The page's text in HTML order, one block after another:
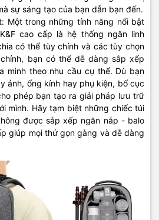
sự sáng tạo của bạn dẫn bạn đến.
Một trong những tính năng nổi bật
cao cấp là hệ thống ngăn linh
có thể tùy chỉnh và các tùy chọn
bạn có thể dễ dàng sắp xếp
mình theo nhu cầu cụ thể. Dù bạn
ảnh, ống kính hay phụ kiện, bố cục
phép bạn tạo ra giải pháp lưu trữ
mình. Hãy tạm biệt những chiếc túi
được sắp xếp ngăn nắp - balo
giúp mọi thứ gọn gàng và dễ dàng